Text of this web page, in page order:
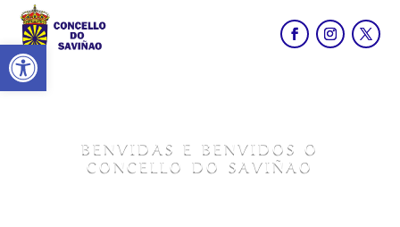
Abrir barra de ferramentas
BENVIDAS E BENVIDOS O
CONCELLO DO SAVIÑAO